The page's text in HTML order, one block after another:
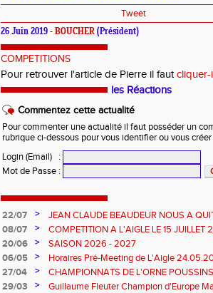
Tweet
26 Juin 2019 - BOUCHER (Président)
COMPETITIONS
Pour retrouver l'article de Pierre il fautcliquer-
les Réactions
Commentez cette actualité
Pour commenter une actualité il faut posséder un
rubrique ci-dessous pour vous identifier ou vous
Login (Email)
:
Mot de Passe :
22/07 >
JEAN CLAUDE BEAUDEUR NOUS A
08/07
>
COMPETITION A L'AIGLE LE 15 JUILLET
DES EPREUVES REPORTE A 20 H 45
20/06 >
SAISON 2026 - 2027
06/05
>
Horaires Pré-Meeting de L'Aigle
27/04
>
CHAMPIONNATS DE L'ORNE
L'AIGLE
29/03 >
Guillaume Fleuter Champion d'Europe